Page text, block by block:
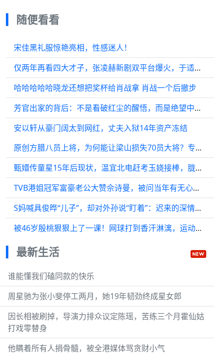
随便看看
宋佳黑礼服惊艳亮相，性感迷人！
仅两年再看四大才子，张凌赫新剧双平台爆火，于适再创人生角色
哈哈哈哈哈晓龙还想把奖杯给肖战拿 肖战一个后撤步
芳官出家的背后：不是看破红尘的醒悟，而是绝望中的自我救赎
安以轩从豪门阔太到网红，丈夫入狱14年资产冻结
原创方腊八员上将，为何能让梁山损失70员大将？专家：不在一个段位
甄嬛传童星15年后现状，温宜北电赶考玉娆接棒，胧月淡出
TVB港姐冠军富豪老公大赞佘诗曼，被问当年有无心动，霸气回应
S妈喊具俊晔“儿子”，却对外孙说“盯着”：迟来的深情，我看腻了
被46岁殷桃狠狠上了一课！网球打到香汗淋漓，运动型身材真养眼
最新生活
谁能懂我们磕同款的快乐
周星驰为张小斐停工两月，她19年韧劲终成星女郎
因长相被刷掉，导演力排众议定陈瑶，苦练三个月霍仙姑
打戏零替身
他瞒着所有人捐骨髓，被全港媒体骂贪财小气